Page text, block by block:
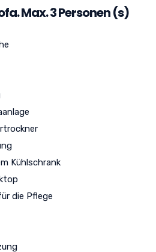
Max. 3 Personen (s)
Kühlschrank
die Pflege